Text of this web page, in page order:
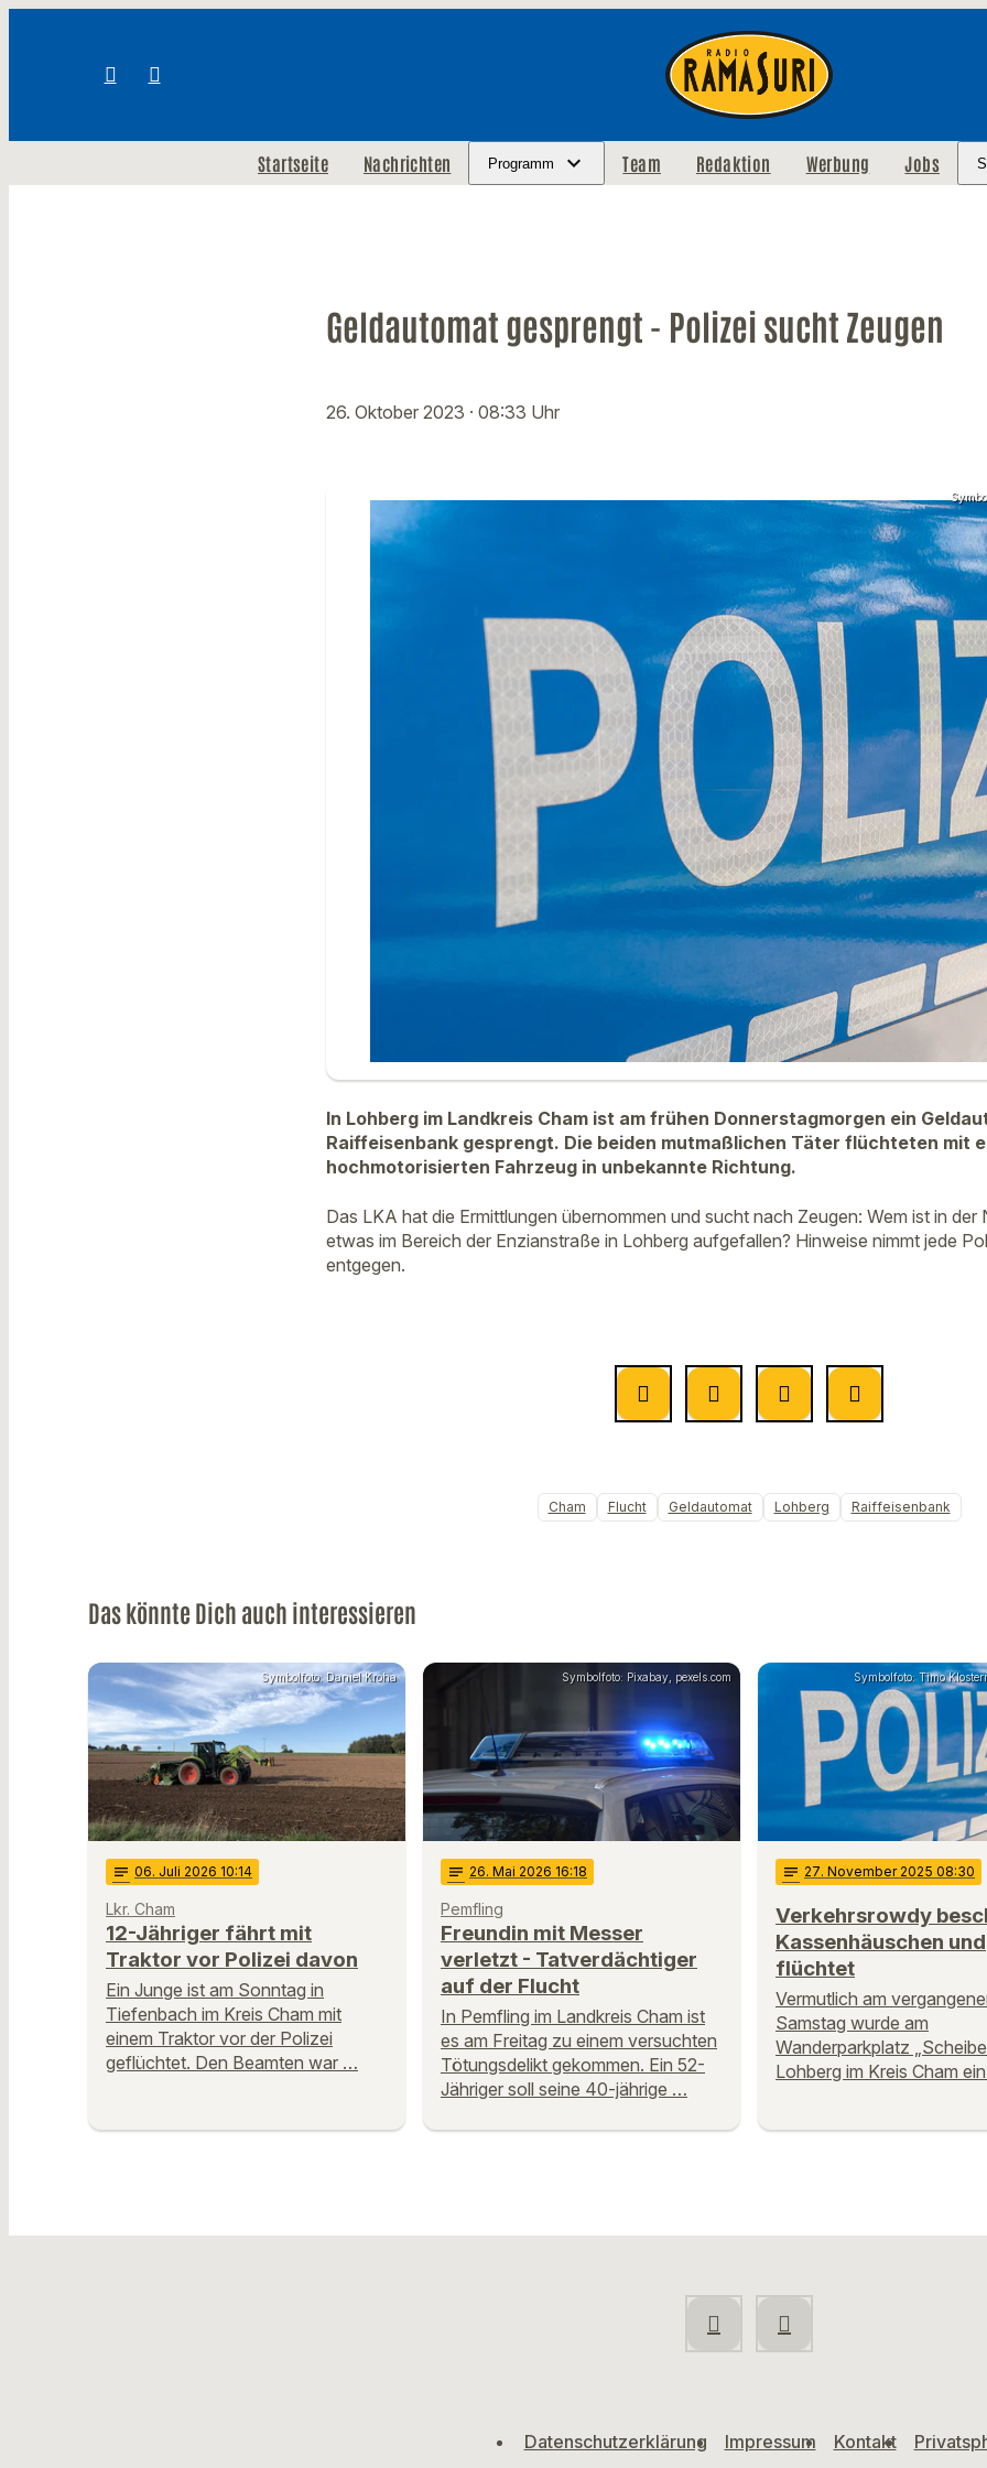
Startseite Nachrichten Programm Team Redaktion Werbung Jobs
Geldautomat gesprengt - Polizei sucht Zeugen
26. Oktober 2023 · 08:33 Uhr
In Lohberg im Landkreis Cham ist am frühen Donnerstagmorgen ein
Raiffeisenbank gesprengt. Die beiden mutmaßlichen Täter flüchteten mit
hochmotorisierten Fahrzeug in unbekannte Richtung.
Das LKA hat die Ermittlungen übernommen und sucht nach Zeugen: Wem ist in der
etwas im Bereich der Enzianstraße in Lohberg aufgefallen? Hinweise nimmt jede
entgegen.
Cham Flucht Geldautomat Lohberg Raiffeisenbank
Das könnte Dich auch interessieren
Symbolfoto: Daniel Kroha
notes 06. Juli 2026 10:14
Lkr. Cham
12-Jähriger fährt mit
Traktor vor Polizei davon
Ein Junge ist am Sonntag in
Tiefenbach im Kreis Cham mit
einem Traktor vor der Polizei
geflüchtet. Den Beamten war …
Symbolfoto: Pixabay, pexels.com
notes 26. Mai 2026 16:18
Pemfling
Freundin mit Messer
verletzt - Tatverdächtiger
auf der Flucht
In Pemfling im Landkreis Cham ist
es am Freitag zu einem versuchten
Tötungsdelikt gekommen. Ein 52-
Jähriger soll seine 40-jährige …
Symbolfoto: Timo
notes 27. November 2025 08:30
Verkehrsrowdy
Kassenhäuschen und
flüchtet
Vermutlich am
Samstag wurde am
Wanderparkplatz
Lohberg im Kreis Cham
Datenschutzerklärung Impressum Kontakt